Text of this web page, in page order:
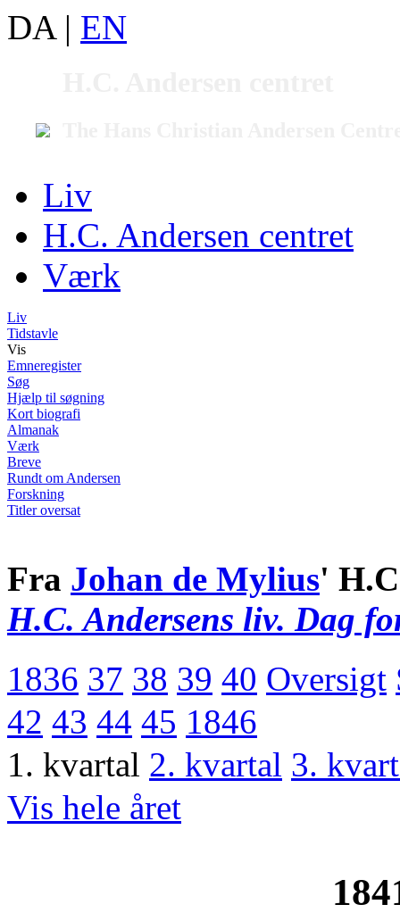
DA | EN
Liv
H.C. Andersen centret
Værk
Liv
Tidstavle
Vis
Emneregister
Søg
Hjælp til søgning
Kort biografi
Almanak
Værk
Breve
Rundt om Andersen
Forskning
Titler oversat
Fra Johan de Mylius'
H.C. Andersens liv. Dag
1836 37 38 39 40 Oversigt
42 43 44 45 1846
1. kvartal 2. kvartal 3.
Vis hele året